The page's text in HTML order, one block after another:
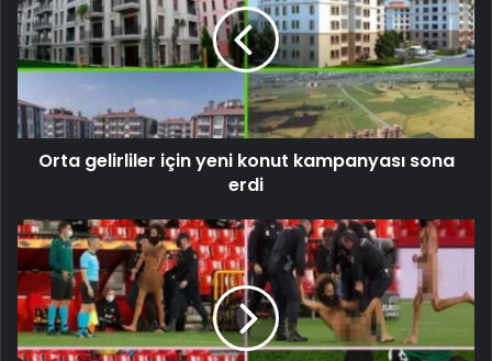
Orta gelirliler için yeni konut kampanyası sona
erdi